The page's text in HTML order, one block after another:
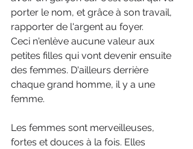
porter le nom, et grâce à son travail,
rapporter de l'argent au foyer.
Ceci n'enlève aucune valeur aux
petites filles qui vont devenir ensuite
des femmes. D'ailleurs derrière
chaque grand homme, il y a une
femme.
Les femmes sont merveilleuses,
fortes et douces à la fois. Elles